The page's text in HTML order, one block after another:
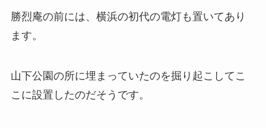
勝烈庵の前には、横浜の初代の電灯も置いてあり
ます。
山下公園の所に埋まっていたのを掘り起こしてこ
こに設置したのだそうです。